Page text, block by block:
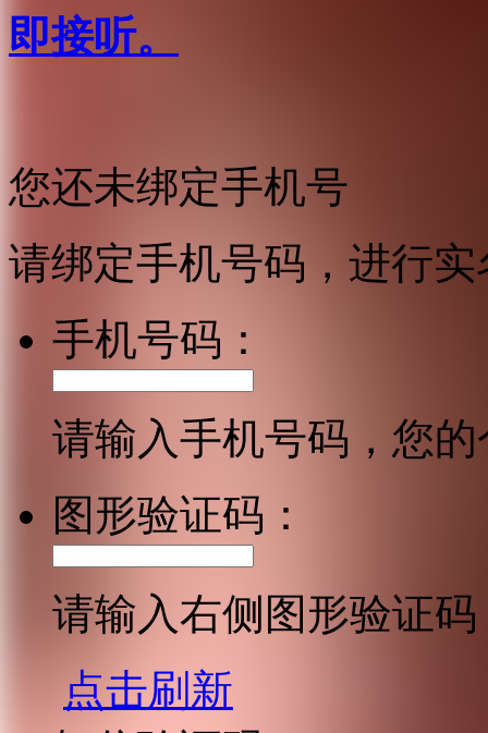
即接听。
您还未绑定手机号
请绑定手机号码，进行
手机号码：
请输入手机号码，您
图形验证码：
请输入右侧图形验证码
点击刷新